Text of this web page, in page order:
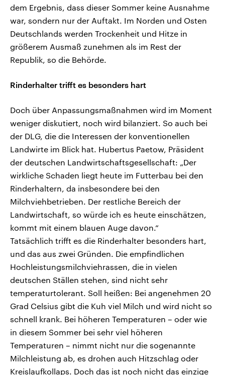
dem Ergebnis, dass dieser Sommer keine Ausnahme
war, sondern nur der Auftakt. Im Norden und Osten
Deutschlands werden Trockenheit und Hitze in
größerem Ausmaß zunehmen als im Rest der
Republik, so die Behörde.
Rinderhalter trifft es besonders hart
Doch über Anpassungsmaßnahmen wird im Moment
weniger diskutiert, noch wird bilanziert. So auch bei
der DLG, die die Interessen der konventionellen
Landwirte im Blick hat. Hubertus Paetow, Präsident
der deutschen Landwirtschaftsgesellschaft: „Der
wirkliche Schaden liegt heute im Futterbau bei den
Rinderhaltern, da insbesondere bei den
Milchviehbetrieben. Der restliche Bereich der
Landwirtschaft, so würde ich es heute einschätzen,
kommt mit einem blauen Auge davon.“
Tatsächlich trifft es die Rinderhalter besonders hart,
und das aus zwei Gründen. Die empfindlichen
Hochleistungsmilchviehrassen, die in vielen
deutschen Ställen stehen, sind nicht sehr
temperaturtolerant. Soll heißen: Bei angenehmen 20
Grad Celsius gibt die Kuh viel Milch und wird nicht so
schnell krank. Bei höheren Temperaturen – oder wie
in diesem Sommer bei sehr viel höheren
Temperaturen – nimmt nicht nur die sogenannte
Milchleistung ab, es drohen auch Hitzschlag oder
Kreislaufkollaps. Doch das ist noch nicht das einzige